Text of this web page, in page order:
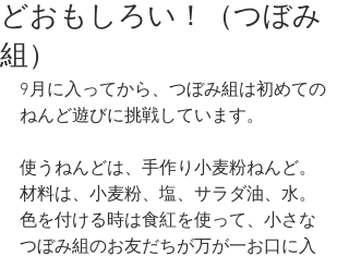
どおもしろい！（つぼみ
組）
9月に入ってから、つぼみ組は初めての
ねんど遊びに挑戦しています。
使うねんどは、手作り小麦粉ねんど。
材料は、小麦粉、塩、サラダ油、水。
色を付ける時は食紅を使って、小さな
つぼみ組のお友だちが万が一お口に入